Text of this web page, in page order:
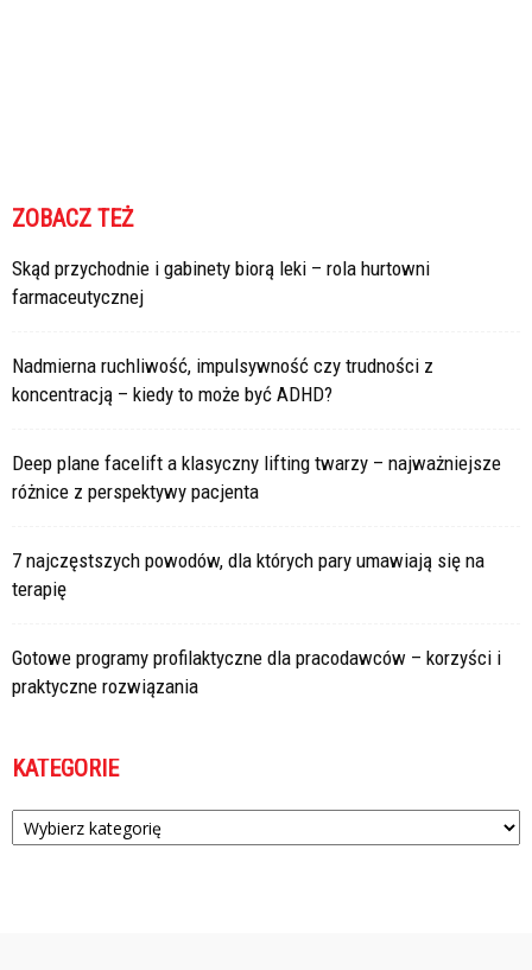
ZOBACZ TEŻ
Skąd przychodnie i gabinety biorą leki – rola hurtowni
farmaceutycznej
Nadmierna ruchliwość, impulsywność czy trudności z
koncentracją – kiedy to może być ADHD?
Deep plane facelift a klasyczny lifting twarzy – najważniejsze
różnice z perspektywy pacjenta
7 najczęstszych powodów, dla których pary umawiają się na
terapię
Gotowe programy profilaktyczne dla pracodawców – korzyści i
praktyczne rozwiązania
KATEGORIE
Kategorie